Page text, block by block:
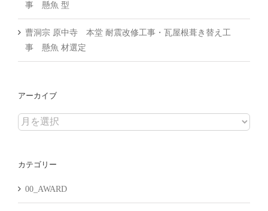
事 懸魚 型
曹洞宗 原中寺 本堂 耐震改修工事・瓦屋根葺き替え工
事 懸魚 材選定
アーカイブ
ア
イ
カテゴリー
00_AWARD